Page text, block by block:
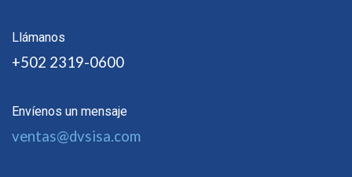
Llámanos
+502 2319-0600
Envíenos un mensaje
ventas@dvsisa.com